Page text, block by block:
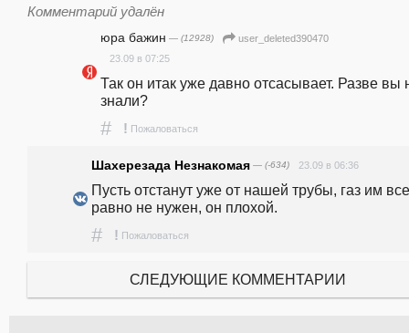
Комментарий удалён
юра бажин — (12928)
user_deleted390470
23.09 в 07:25
Так он итак уже давно отсасывает. Разве вы
знали?
# ! Пожаловаться
Шахерезада Незнакомая — (-634) 23.09 в 06:36
Пусть отстанут уже от нашей трубы, газ им все
равно не нужен, он плохой.
# ! Пожаловаться
СЛЕДУЮЩИЕ КОММЕНТАРИИ